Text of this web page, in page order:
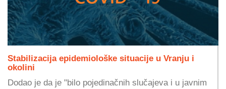
Stabilizacija epidemiološke situacije u Vranju i
okolini
Dodao je da je "bilo pojedinačnih slučajeva i u javnim